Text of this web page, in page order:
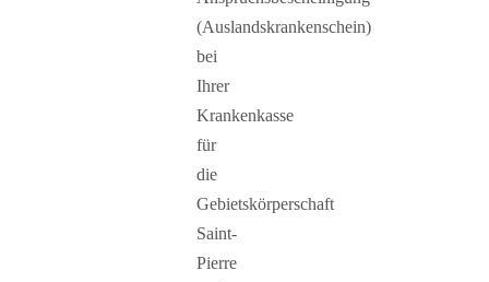
(Auslandskrankenschein)
bei
Ihrer
Krankenkasse
für
die
Gebietskörperschaft
Saint-
Pierre